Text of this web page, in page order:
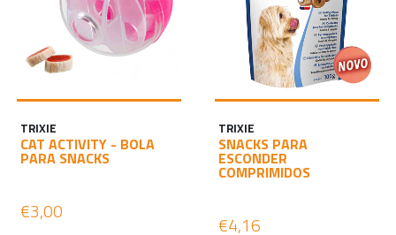
TRIXIE
CAT ACTIVITY - BOLA
PARA SNACKS
€3,00
TRIXIE
SNACKS PARA
ESCONDER
COMPRIMIDOS
€4,16